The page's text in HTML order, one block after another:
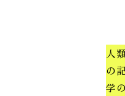
人
の
学